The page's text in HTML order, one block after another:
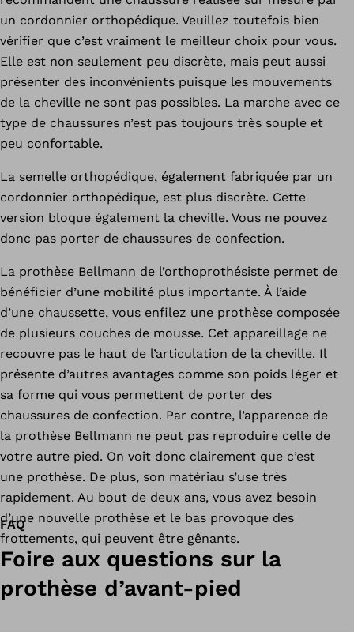
un cordonnier orthopédique. Veuillez toutefois bien
vérifier que c’est vraiment le meilleur choix pour vous.
Elle est non seulement peu discrète, mais peut aussi
présenter des inconvénients puisque les mouvements
de la cheville ne sont pas possibles. La marche avec ce
type de chaussures n’est pas toujours très souple et
peu confortable.
La semelle orthopédique, également fabriquée par un
cordonnier orthopédique, est plus discrète. Cette
version bloque également la cheville. Vous ne pouvez
donc pas porter de chaussures de confection.
La prothèse Bellmann de l’orthoprothésiste permet de
bénéficier d’une mobilité plus importante. À l’aide
d’une chaussette, vous enfilez une prothèse composée
de plusieurs couches de mousse. Cet appareillage ne
recouvre pas le haut de l’articulation de la cheville. Il
présente d’autres avantages comme son poids léger et
sa forme qui vous permettent de porter des
chaussures de confection. Par contre, l’apparence de
la prothèse Bellmann ne peut pas reproduire celle de
votre autre pied. On voit donc clairement que c’est
une prothèse. De plus, son matériau s’use très
rapidement. Au bout de deux ans, vous avez besoin
d’une nouvelle prothèse et le bas provoque des
frottements, qui peuvent être gênants.
FAQ
Foire aux questions sur la
prothèse d’avant-pied